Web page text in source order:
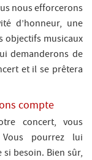
nous efforcerons
d’honneur, une
objectifs musicaux
demanderons de
et il se prêtera
compte
concert, vous
Vous pourrez lui
si besoin. Bien sûr,